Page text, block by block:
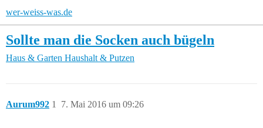
wer-weiss-was.de
Sollte man die Socken auch bügeln
Haus & Garten Haushalt & Putzen
Aurum992 7. Mai 2016 um 09:26
1